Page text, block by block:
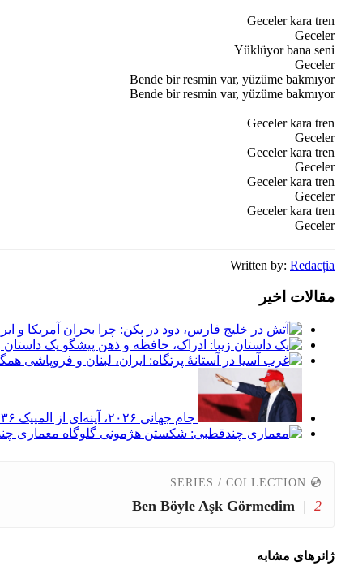
Geceler kara tren
Geceler
Yüklüyor bana seni
Geceler
Bende bir resmin var, yüzüme bakmıyor
Bende bir resmin var, yüzüme bakmıyor
Geceler kara tren
Geceler
Geceler kara tren
Geceler
Geceler kara tren
Geceler
Geceler kara tren
Geceler
Written by: Redacția
مقالات اخیر
یک داستان
جام جهانی ۲۰۲۶، آینه‌ای از المپیک ۱۹۳۶
معماری
💿 SERIES / COLLECTION
Ben Böyle Aşk Görmedim | 2
ژانرهای مشابه